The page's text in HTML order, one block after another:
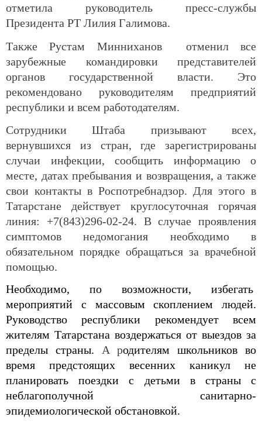
отметила руководитель пресс-службы
Президента РТ Лилия Галимова.
Также Рустам Минниханов отменил все
зарубежные командировки представителей
органов государственной власти. Это
рекомендовано руководителям предприятий
республики и всем работодателям.
Сотрудники Штаба призывают всех,
вернувшихся из стран, где зарегистрированы
случаи инфекции, сообщить информацию о
месте, датах пребывания и возвращения, а также
свои контакты в Роспотребнадзор. Для этого в
Татарстане действует круглосуточная горячая
линия: +7(843)296-02-24. В случае проявления
симптомов недомогания необходимо в
обязательном порядке обращаться за врачебной
помощью.
Необходимо, по возможности, избегать
мероприятий с массовым скоплением людей.
Руководство республики рекомендует всем
жителям Татарстана воздержаться от выездов за
пределы страны. А родителям школьников во
время предстоящих весенних каникул не
планировать поездки с детьми в страны с
неблагополучной санитарно-
эпидемиологической обстановкой.